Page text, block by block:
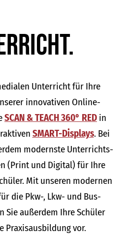
Unterricht für Ihre
innovativen Online-
SCAN & TEACH 360° RED in
SMART-Displays. Bei
modernste Unterrichts-
(Print und Digital) für Ihre
Mit unseren modernen
die Pkw-, Lkw- und Bus-
Sie außerdem Ihre Schüler
Praxisausbildung vor.